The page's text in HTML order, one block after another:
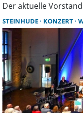
Der aktuelle
Posten gibt es bereits
dringend eine
Vereinsarbeit
STEINHUDE KONZERT